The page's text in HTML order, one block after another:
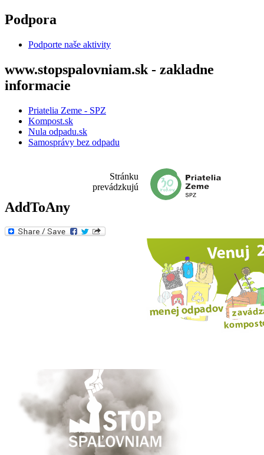
Skočiť na hlavný obsah
Podpora
Podporte naše aktivity
www.stopspalovniam.sk - zakladne
informacie
Priatelia Zeme - SPZ
Kompost.sk
Nula odpadu.sk
Samosprávy bez odpadu
Stránku
prevádzkujú
AddToAny